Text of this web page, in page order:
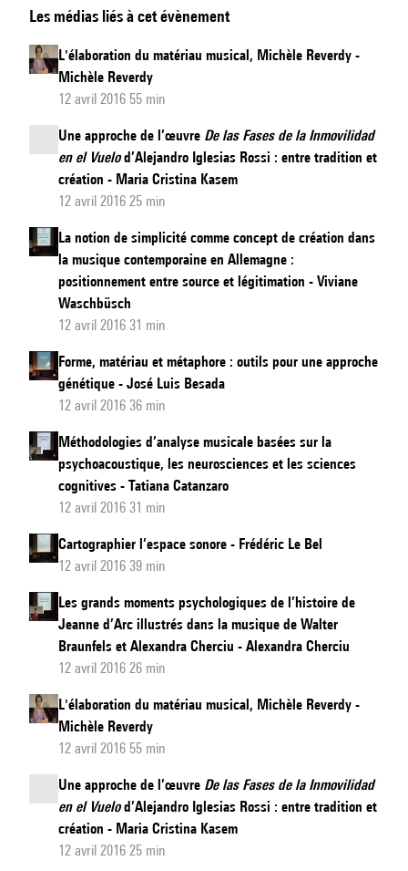
question
de
l'influence,
Edith
Canat
Chizy
Les médias liés à cet évènement
L'élaboration du matériau musical, Michèle Reverdy -
Michèle Reverdy
12 avril 2016 55 min
Une approche de l’œuvre De las Fases de la Inmovilidad
en el Vuelod’Alejandro Iglesias Rossi : entre tradition et
création - Maria Cristina Kasem
12 avril 2016 25 min
La notion de simplicité comme concept de création dans
la musique contemporaine en Allemagne :
positionnement entre source et légitimation - Viviane
Waschbüsch
12 avril 2016 31 min
Forme, matériau et métaphore : outils pour une approche
génétique - José Luis Besada
12 avril 2016 36 min
Méthodologies d’analyse musicale basées sur la
psychoacoustique, les neurosciences et les sciences
cognitives - Tatiana Catanzaro
12 avril 2016 31 min
Cartographier l’espace sonore - Frédéric Le Bel
12 avril 2016 39 min
Les grands moments psychologiques de l’histoire de
Jeanne d’Arc illustrés dans la musique de Walter
Braunfels et Alexandra Cherciu - Alexandra Cherciu
12 avril 2016 26 min
L'élaboration du matériau musical, Michèle Reverdy -
Michèle Reverdy
12 avril 2016 55 min
Une approche de l’œuvre De las Fases de la Inmovilidad
en el Vuelod’Alejandro Iglesias Rossi : entre tradition et
création - Maria Cristina Kasem
12 avril 2016 25 min